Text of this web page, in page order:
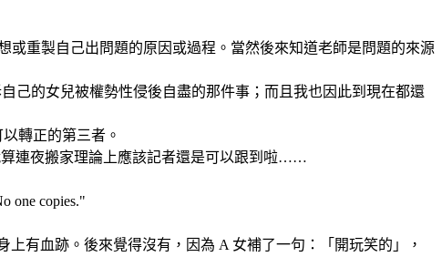
重製自己出問題的原因或過程。當然後來知道老師是問題的來源
己的女兒被權勢性侵後自盡的那件事；而且我也因此到現在都還
轉正的第三者。
算連夜搬家理論上應該記者還是可以跟到啦……
one copies."
有血跡。後來覺得沒有，因為 A 女補了一句：「開玩笑的」，